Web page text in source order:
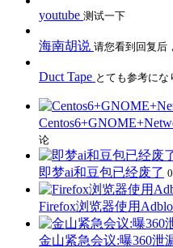
youtube 测试一下
海南胡说 请您看到回复后
Duct Tape とても参考にな
论
即梦ai和豆包已经废了
Firefox浏览器使用
金山紧急会议:曝360泄